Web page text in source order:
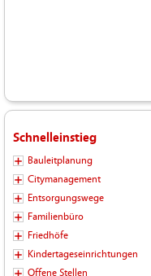
Schnelleinstieg
Bauleitplanung
Citymanagement
Entsorgungswege
Familienbüro
Friedhöfe
Kindertageseinrichtungen
Offene Stellen